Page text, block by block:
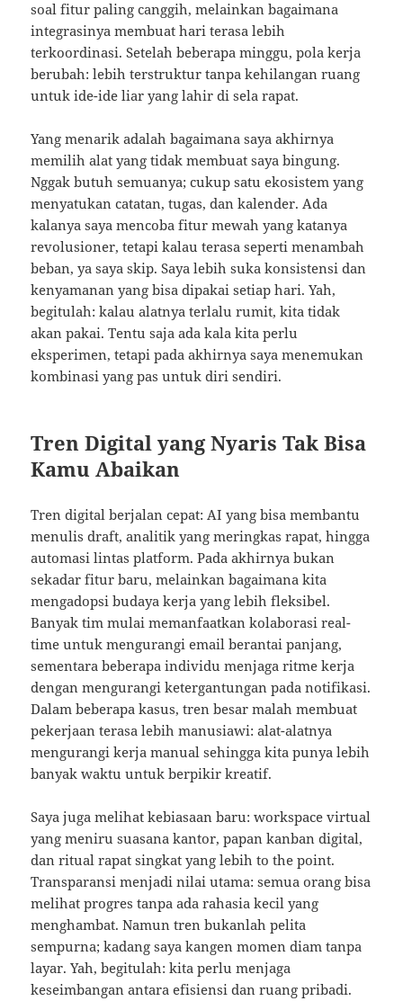
soal fitur paling canggih, melainkan bagaimana
integrasinya membuat hari terasa lebih
terkoordinasi. Setelah beberapa minggu, pola kerja
berubah: lebih terstruktur tanpa kehilangan ruang
untuk ide-ide liar yang lahir di sela rapat.
Yang menarik adalah bagaimana saya akhirnya
memilih alat yang tidak membuat saya bingung.
Nggak butuh semuanya; cukup satu ekosistem yang
menyatukan catatan, tugas, dan kalender. Ada
kalanya saya mencoba fitur mewah yang katanya
revolusioner, tetapi kalau terasa seperti menambah
beban, ya saya skip. Saya lebih suka konsistensi dan
kenyamanan yang bisa dipakai setiap hari. Yah,
begitulah: kalau alatnya terlalu rumit, kita tidak
akan pakai. Tentu saja ada kala kita perlu
eksperimen, tetapi pada akhirnya saya menemukan
kombinasi yang pas untuk diri sendiri.
Tren Digital yang Nyaris Tak Bisa
Kamu Abaikan
Tren digital berjalan cepat: AI yang bisa membantu
menulis draft, analitik yang meringkas rapat, hingga
automasi lintas platform. Pada akhirnya bukan
sekadar fitur baru, melainkan bagaimana kita
mengadopsi budaya kerja yang lebih fleksibel.
Banyak tim mulai memanfaatkan kolaborasi real-
time untuk mengurangi email berantai panjang,
sementara beberapa individu menjaga ritme kerja
dengan mengurangi ketergantungan pada notifikasi.
Dalam beberapa kasus, tren besar malah membuat
pekerjaan terasa lebih manusiawi: alat-alatnya
mengurangi kerja manual sehingga kita punya lebih
banyak waktu untuk berpikir kreatif.
Saya juga melihat kebiasaan baru: workspace virtual
yang meniru suasana kantor, papan kanban digital,
dan ritual rapat singkat yang lebih to the point.
Transparansi menjadi nilai utama: semua orang bisa
melihat progres tanpa ada rahasia kecil yang
menghambat. Namun tren bukanlah pelita
sempurna; kadang saya kangen momen diam tanpa
layar. Yah, begitulah: kita perlu menjaga
keseimbangan antara efisiensi dan ruang pribadi.